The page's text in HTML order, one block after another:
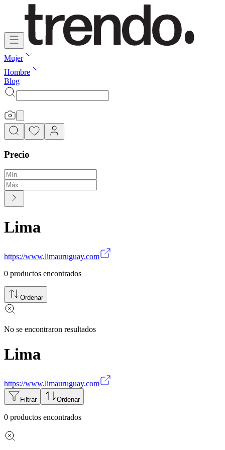
Mujer
Hombre
Blog
Precio
Lima
https://www.limauruguay.com
0 productos encontrados
Ordenar
No se encontraron resultados
Lima
https://www.limauruguay.com
Filtrar Ordenar
0 productos encontrados